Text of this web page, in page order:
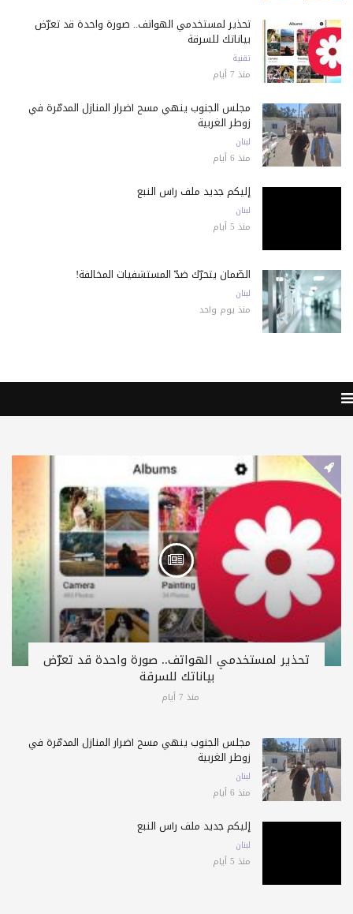
تحذير لمستخدمي الهواتف.. صورة واحدة قد تعرّض
بياناتك للسرقة
تقنية
منذ 7 أيام
مجلس الجنوب ينهي مسح أضرار المنازل المدمّرة في
زوطر الغربية
لبنان
منذ 6 أيام
إليكم جديد ملف رأس النبع
لبنان
منذ 5 أيام
الضّمان يتحرّك ضدّ المستشفيات المخالفة!
لبنان
منذ يوم واحد
تحذير لمستخدمي الهواتف.. صورة واحدة قد تعرّض
بياناتك للسرقة
منذ 7 أيام
مجلس الجنوب ينهي مسح أضرار المنازل المدمّرة في
زوطر الغربية
لبنان
منذ 6 أيام
إليكم جديد ملف رأس النبع
لبنان
منذ 5 أيام